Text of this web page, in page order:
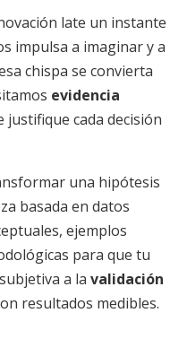
late un instante
impulsa a imaginar y a
chispa se convierta
evidencia
justifique cada decisión
una hipótesis
basada en datos
ejemplos
para que tu
a la validación
resultados medibles.